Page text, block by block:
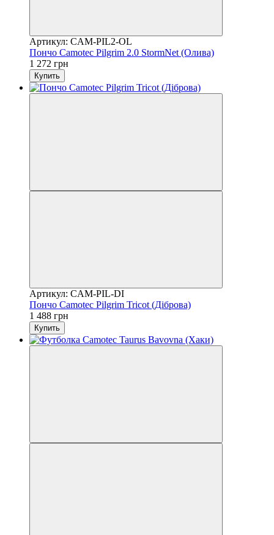
Артикул: CAM-PIL2-OL
Пончо Camotec Pilgrim 2.0 StormNet (Олива)
1 272 грн
Купить
Артикул: CAM-PIL-DI
Пончо Camotec Pilgrim Tricot (Діброва)
1 488 грн
Купить